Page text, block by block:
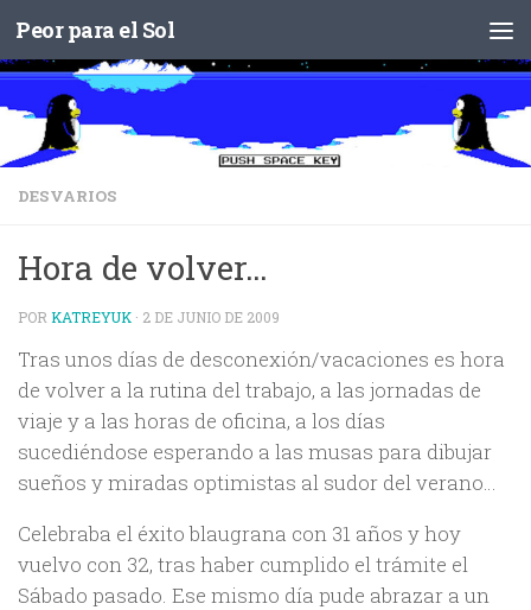
Saltar al contenido
Peor para el Sol
DESVARIOS
Hora de volver…
POR KATREYUK · 2 DE JUNIO DE 2009
Tras unos días de desconexión/vacaciones es hora
de volver a la rutina del trabajo, a las jornadas de
viaje y a las horas de oficina, a los días
sucediéndose esperando a las musas para dibujar
sueños y miradas optimistas al sudor del verano…
Celebraba el éxito blaugrana con 31 años y hoy
vuelvo con 32, tras haber cumplido el trámite el
Sábado pasado. Ese mismo día pude abrazar a un